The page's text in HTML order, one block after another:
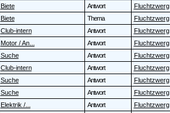
Biete Antwort Fluchtzwerg
Biete Thema Fluchtzwerg
Club-intern Antwort Fluchtzwerg
Motor / An... Antwort Fluchtzwerg
Suche Antwort Fluchtzwerg
Club-intern Antwort Fluchtzwerg
Suche Antwort Fluchtzwerg
Suche Antwort Fluchtzwerg
Elektrik /... Antwort Fluchtzwerg